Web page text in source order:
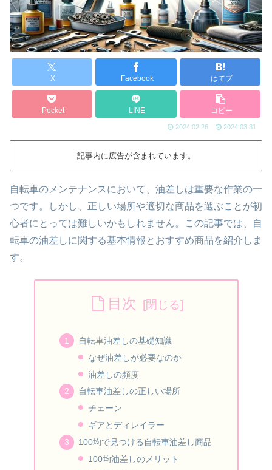
X Facebook はてブ
Pocket LINE コピー
2024.02.26 2024.03.31
記事内に広告が含まれています。
自転車のメンテナンスにおいて、油差しは重要な作業の一
つです。しかし、正しい場所や適切な商品を選ぶことが初
心者にとっては難しいかもしれません。この記事では、自
転車の油差しに関する基本情報とおすすめ商品を紹介しま
す。
目次
自転車油差しの基礎知識
なぜ油差しが必要なのか
油差しの頻度
自転車油差しの正しい場所
チェーン
ギアとディレイラー
100均で見つける自転車油差し商品
100均油差しのメリット